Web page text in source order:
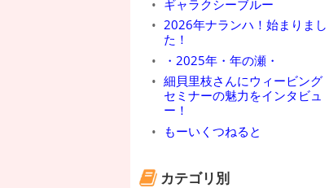
ギャラクシーブルー
2026年ナランハ！始まりまし
た！
・2025年・年の瀬・
細貝里枝さんにウィービング
セミナーの魅力をインタビュ
ー！
もーいくつねると
カテゴリ別